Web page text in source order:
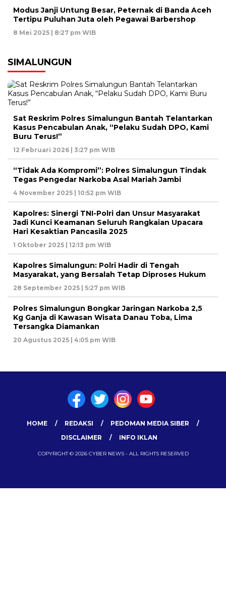
Modus Janji Untung Besar, Peternak di Banda Aceh
Tertipu Puluhan Juta oleh Pegawai Barbershop
8 Mei 2025 | 8:27 pm WIB
SIMALUNGUN
Sat Reskrim Polres Simalungun Bantah Telantarkan
Kasus Pencabulan Anak, “Pelaku Sudah DPO, Kami
Buru Terus!”
12 Februari 2026 | 3:27 pm WIB
“Tidak Ada Kompromi”: Polres Simalungun Tindak
Tegas Pengedar Narkoba Asal Mariah Jambi
4 November 2025 | 10:52 pm WIB
Kapolres: Sinergi TNI-Polri dan Unsur Masyarakat
Jadi Kunci Keamanan Seluruh Rangkaian Upacara
Hari Kesaktian Pancasila 2025
1 Oktober 2025 | 12:13 pm WIB
Kapolres Simalungun: Polri Hadir di Tengah
Masyarakat, yang Bersalah Tetap Diproses Hukum
28 September 2025 | 5:27 pm WIB
Polres Simalungun Bongkar Jaringan Narkoba 2,5
Kg Ganja di Kawasan Wisata Danau Toba, Lima
Tersangka Diamankan
20 Agustus 2025 | 4:05 pm WIB
HOME REDAKSI
PEDOMAN MEDIA SIBER
DISCLAIMER
INFO IKLAN
COPYRIGHT © 2026 CYBER NEWS - ALL RIGHTS RESERVED